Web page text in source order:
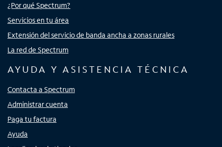
¿Por qué Spectrum?
Servicios en tu área
Extensión del servicio de banda ancha a zonas rurales
La red de Spectrum
AYUDA Y ASISTENCIA TÉCNICA
Contacta a Spectrum
Administrar cuenta
Paga tu factura
Ayuda